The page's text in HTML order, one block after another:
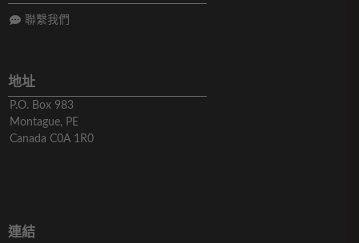
聯繫我們
地址
P.O. Box 983
Montague, PE
Canada C0A 1R0
連結